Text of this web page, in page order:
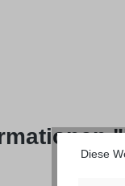
Diese